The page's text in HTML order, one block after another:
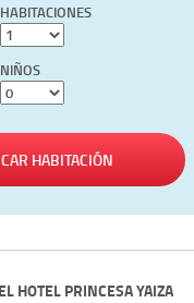
HABITACIONES
NIÑOS
HABITACIÓN
HOTEL PRINCESA YAIZA